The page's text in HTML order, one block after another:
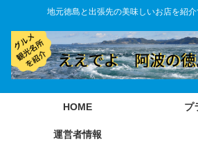
地元徳島と出張先の美味しいお店を紹介
HOME プ
運営者情報